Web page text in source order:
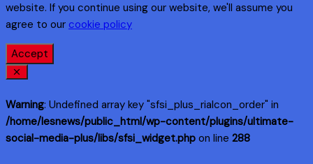
website. If you continue using our website, we'll assume you
agree to our cookie policy
Accept
Warning: Undefined array key "sfsi_plus_riaIcon_order" in
/home/lesnews/public_html/wp-content/plugins/ultimate-
social-media-plus/libs/sfsi_widget.php on line 288